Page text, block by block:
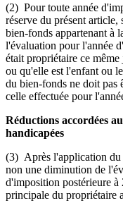
(2) Pour toute année
réserve du présent
bien-fonds appartenant à
l'évaluation pour l'année
était propriétaire ce
ou qu'elle est l'enfant ou
du bien-fonds ne doit pas
celle effectuée pour
Réductions accordées
handicapées
(3) Après l'application du
non une diminution de
d'imposition postérieure à
principale du propriétaire